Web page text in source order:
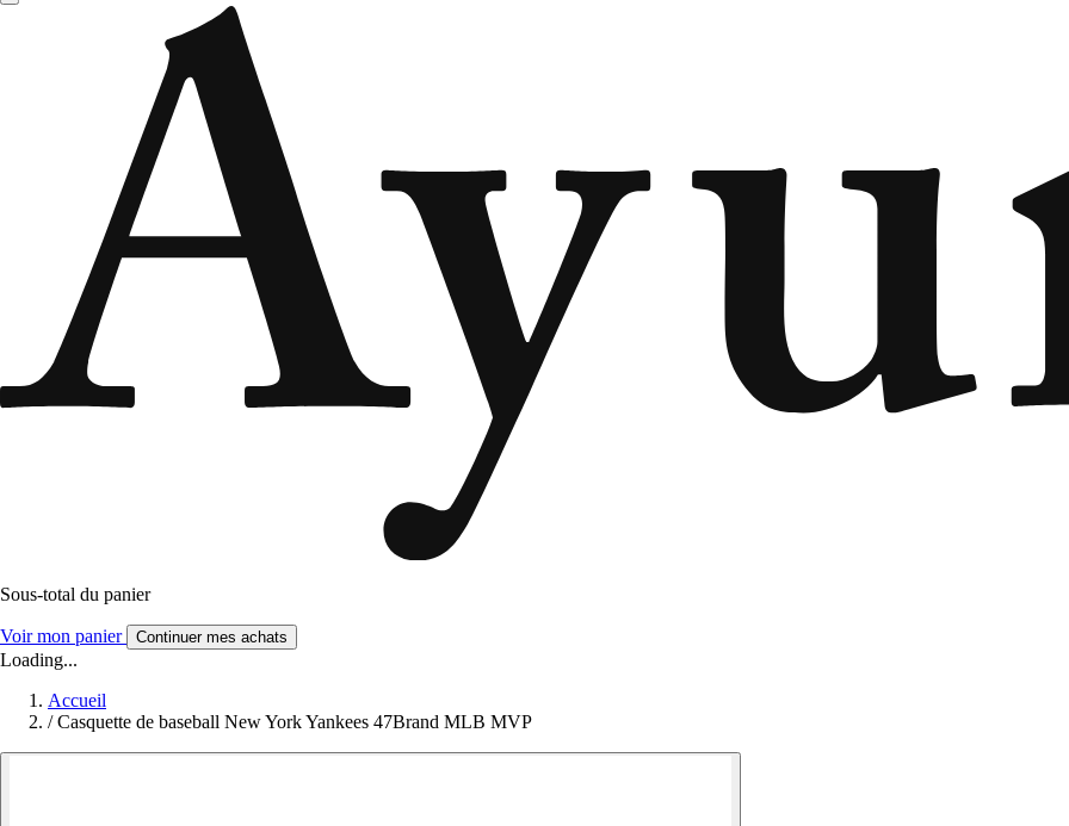
Sous-total du panier
Voir mon panier Continuer mes achats
Loading...
Accueil
/ Casquette de baseball New York Yankees 47Brand MLB MVP